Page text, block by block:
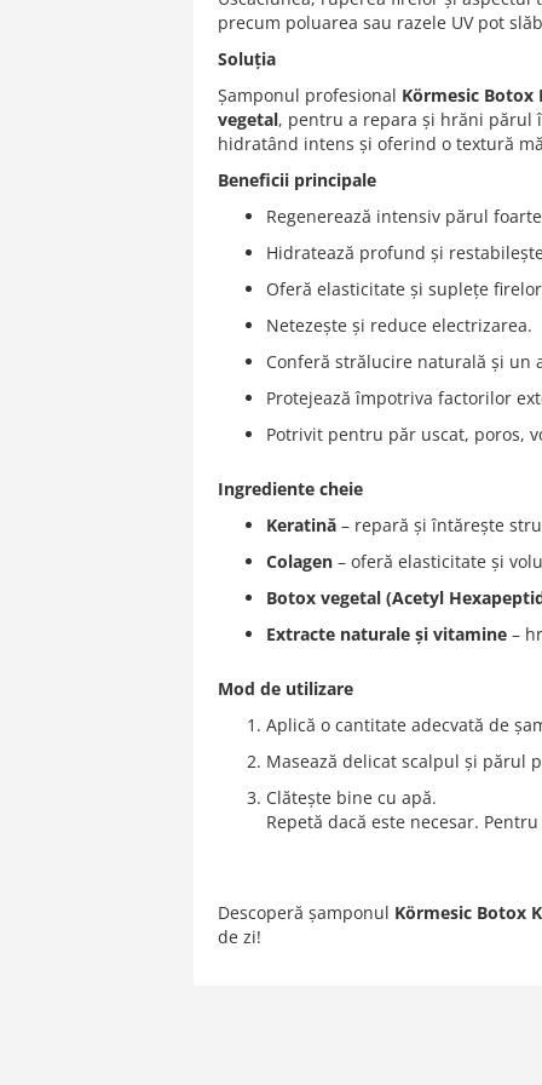
images
precum poluarea sau razele UV pot
Soluția
Șamponul profesional Körmesic Botox
vegetal, pentru a repara și hrăni părul
hidratând intens și oferind o textură
Beneficii principale
Regenerează intensiv părul
Hidratează profund și
Oferă elasticitate și suplețe
Netezește și reduce electrizarea.
Conferă strălucire naturală și un
Protejează împotriva factorilor
Potrivit pentru păr uscat, poros,
Ingrediente cheie
Keratină – repară și întărește
Colagen – oferă elasticitate și
Botox vegetal (Acetyl
Extracte naturale și vitamine –
Mod de utilizare
Aplică o cantitate adecvată de
Masează delicat scalpul și părul
Clătește bine cu apă.
Repetă dacă este necesar.
Descoperă șamponul Körmesic Botox
de zi!